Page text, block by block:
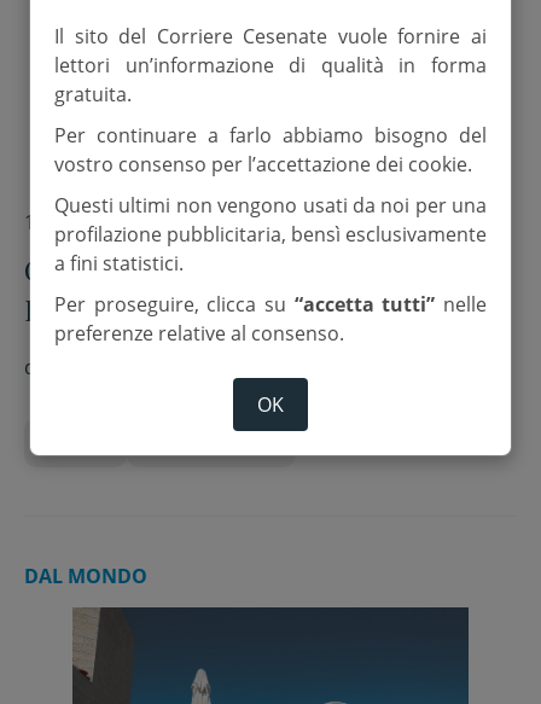
17 Luglio 2025
Colpita la parrocchia latina di Gaza.
Due morti, ferito il parroco
Romanelli
di
DAL MONDO
Il sito del Corriere Cesenate vuole fornire ai
lettori un’informazione di qualità in forma
gratuita.
Per continuare a farlo abbiamo bisogno del
vostro consenso per l’accettazione dei cookie.
Questi ultimi non vengono usati da noi per una
profilazione pubblicitaria, bensì esclusivamente
a fini statistici.
Per proseguire, clicca su “accetta tutti” nelle
preferenze relative al consenso.
OK